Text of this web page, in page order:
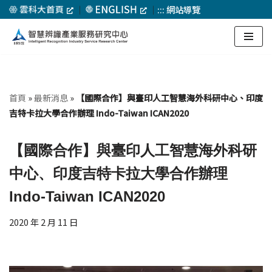
Skip
to
｜ ｜ :::網站導覽
首頁 »最新消息 » 【國際合作】與臺印人工智慧海外科研中心、印度
吉特卡拉大學合作辦理 Indo-Taiwan ICAN2020
【國際合作】與臺印人工智慧海外科研
中心、印度吉特卡拉大學合作辦理
Indo-Taiwan ICAN2020
2020 年 2 月 11 日